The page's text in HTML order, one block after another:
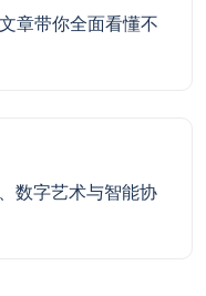
章带你全面看懂不
数字艺术与智能协